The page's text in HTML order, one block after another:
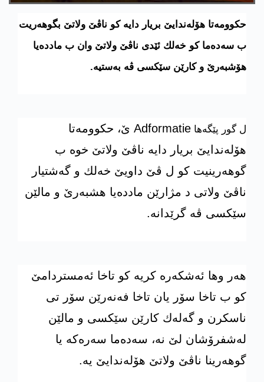
حكوومه‌تا هۆله‌ندایێ بریار دایه‌ كو ناڤێ ولاتێ بگوهه‌ریت
ب سه‌ده‌ما كو خه‌لك ئێدی ناڤێ ولاتێ وان ب مادده‌یا
هۆشبه‌رێ و كارێن سێكسی ڤه‌ به‌ستیه‌.
ل گور پێگه‌ها Adformatie ێ، حكوومه‌تا
هۆله‌ندایێ بریار دایه‌ ناڤێ ولاتێ خوه‌ ب
گوهه‌رینیت كو ل ڤێ داویێ خه‌لك و گه‌شتیار
ناڤێ ولاتی د مژارێن مادده‌یا هشبه‌رێ و مالێن
سێكسی ڤه‌ گرێدانه‌.
هه‌ر وها ئه‌شكه‌ره‌ كریه‌ كو تاخا ئه‌مستردامێ
كو ب تاخا سۆر یان تاخا فه‌نه‌رێن سۆر تی
ناسكرن و گه‌له‌ك كارێن سێكسی و مالێن
له‌شفرۆشان لێ نه‌، سه‌ده‌ما سه‌ره‌كه‌ یا
گوهه‌رینا ناڤێ ولاتێ هۆله‌ندایێ یه‌.